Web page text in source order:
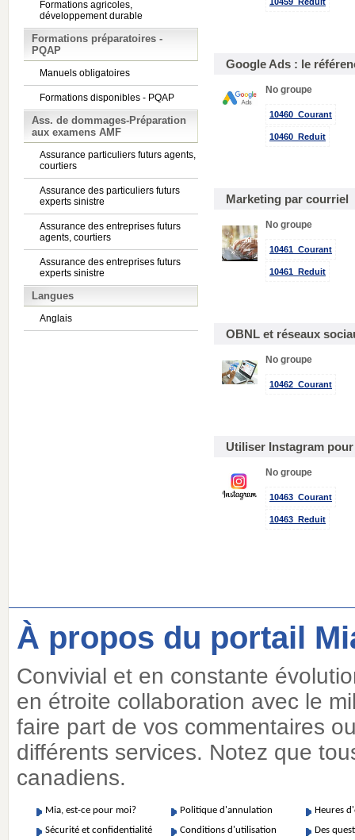
Formations agricoles,
développement durable
Formations préparatoires -
PQAP
Manuels obligatoires
Formations disponibles - PQAP
Ass. de dommages-Préparation
aux examens AMF
Assurance particuliers futurs agents,
courtiers
Assurance des particuliers futurs
experts sinistre
Assurance des entreprises futurs
agents, courtiers
Assurance des entreprises futurs
experts sinistre
Langues
Anglais
Google Ads : le
No groupe
10460_Courant
10460_Reduit
Marketing par courriel
No groupe
10461_Courant
10461_Reduit
OBNL et réseaux
No groupe
10462_Courant
Utiliser Instagram
No groupe
10463_Courant
10463_Reduit
À propos du portail
Convivial et en constante
en étroite collaboration avec le
faire part de vos commentaires
différents services. Notez que
canadiens.
Mia, est-ce pour moi? Politique d'annulation
Heures
Sécurité et confidentialité
Conditions d'utilisation Des